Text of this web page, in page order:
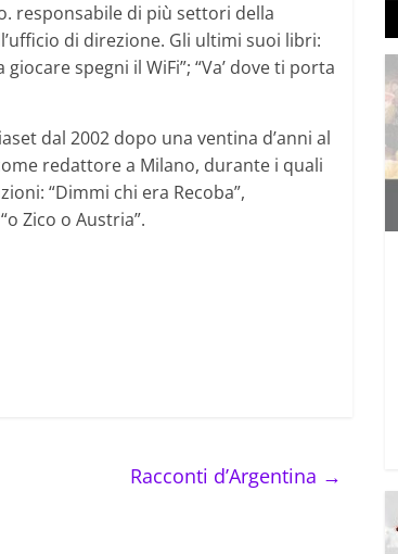
responsabile di più settori della
di direzione. Gli ultimi suoi libri:
spegni il WiFi”; “Va’ dove ti porta
dal 2002 dopo una ventina d’anni al
redattore a Milano, durante i quali
“Dimmi chi era Recoba”,
Zico o Austria”.
Racconti d’Argentina →